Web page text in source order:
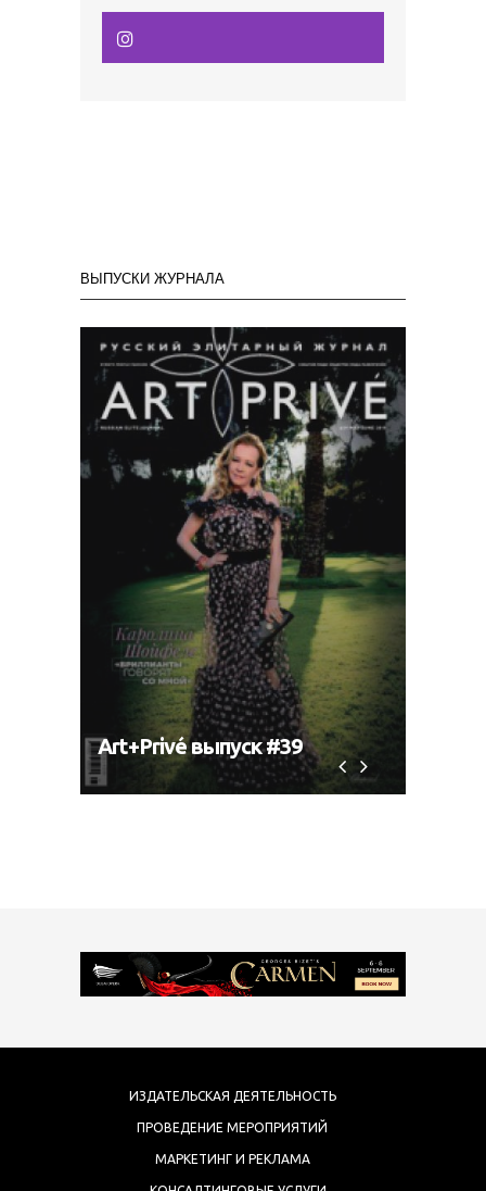
ВЫПУСКИ ЖУРНАЛА
Art+Privé выпуск #39
ИЗДАТЕЛЬСКАЯ ДЕЯТЕЛЬНОСТЬ
ПРОВЕДЕНИЕ МЕРОПРИЯТИЙ
МАРКЕТИНГ И РЕКЛАМА